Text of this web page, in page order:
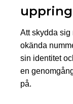
Att skydda sig
okända
sin identitet
en
på.